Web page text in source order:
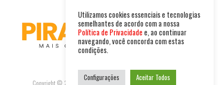
Copyright © 2025. Todos os direitos reservados. PIRAMBU NEWS
Utilizamos cookies essenciais e tecnologias
semelhantes de acordo com a nossa
Política de Privacidade e, ao continuar
navegando, você concorda com estas
condições.
Configurações Aceitar Todos